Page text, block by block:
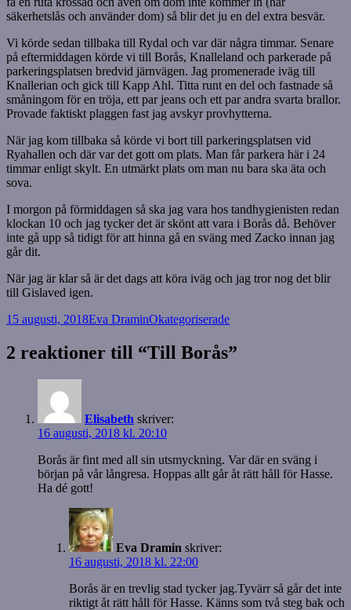
säkerhetslås och använder dom) så blir det ju en del extra besvär.
Vi körde sedan tillbaka till Rydal och var där några timmar. Senare
på eftermiddagen körde vi till Borås, Knalleland och parkerade på
parkeringsplatsen bredvid järnvägen. Jag promenerade iväg till
Knallerian och gick till Kapp Ahl. Titta runt en del och fastnade så
småningom för en tröja, ett par jeans och ett par andra svarta brallor.
Provade faktiskt plaggen fast jag avskyr provhytterna.
När jag kom tillbaka så körde vi bort till parkeringsplatsen vid
Ryahallen och där var det gott om plats. Man får parkera här i 24
timmar enligt skylt. En utmärkt plats om man nu bara ska äta och
sova.
I morgon på förmiddagen så ska jag vara hos tandhygienisten redan
klockan 10 och jag tycker det är skönt att vara i Borås då. Behöver
inte gå upp så tidigt för att hinna gå en sväng med Zacko innan jag
går dit.
När jag är klar så är det dags att köra iväg och jag tror nog det blir
till Gislaved igen.
Postat
15 augusti, 2018Författare
Eva DraminKategorier
Okategoriserade
2 reaktioner till “Till Borås”
Elisabeth skriver:
16 augusti, 2018 kl. 20:10
Borås är fint med all sin utsmyckning. Var där en sväng i
början på vår långresa. Hoppas allt går åt rätt håll för Hasse.
Ha dé gott!
Eva Dramin skriver:
16 augusti, 2018 kl. 22:00
Borås är en trevlig stad tycker jag.Tyvärr så går det inte
riktigt åt rätt håll för Hasse. Känns som två steg bak och